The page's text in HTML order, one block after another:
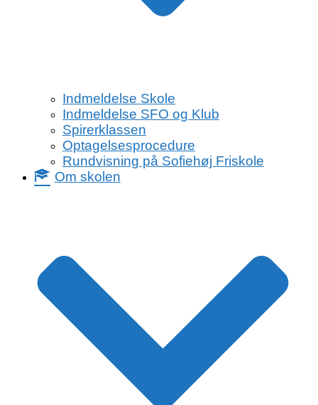
Indmeldelse Skole
Indmeldelse SFO og Klub
Spirerklassen
Optagelsesprocedure
Rundvisning på Sofiehøj Friskole
Om skolen